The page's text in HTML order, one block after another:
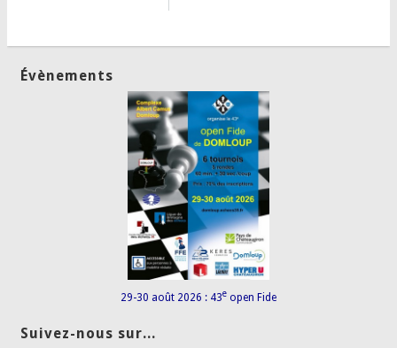
Évènements
29-30 août 2026 : 43e open Fide
Suivez-nous sur...